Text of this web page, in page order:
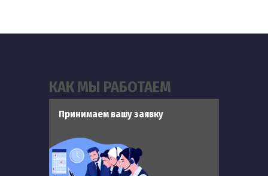
КАК МЫ РАБОТАЕМ
Принимаем вашу заявку